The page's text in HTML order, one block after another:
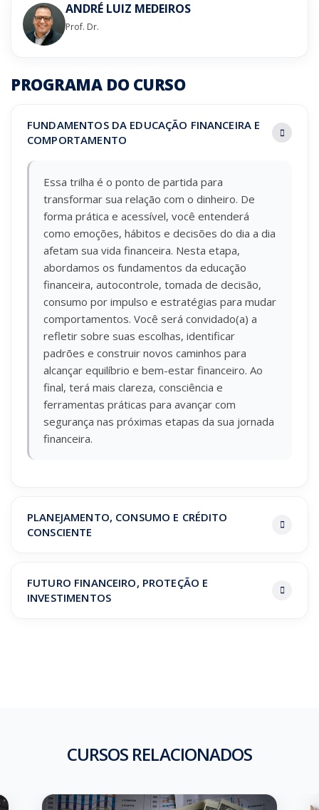
ANDRÉ LUIZ MEDEIROS
Prof. Dr.
PROGRAMA DO CURSO
FUNDAMENTOS DA EDUCAÇÃO FINANCEIRA E
COMPORTAMENTO
Essa trilha é o ponto de partida para
transformar sua relação com o dinheiro. De
forma prática e acessível, você entenderá
como emoções, hábitos e decisões do dia a dia
afetam sua vida financeira. Nesta etapa,
abordamos os fundamentos da educação
financeira, autocontrole, tomada de decisão,
consumo por impulso e estratégias para mudar
comportamentos. Você será convidado(a) a
refletir sobre suas escolhas, identificar
padrões e construir novos caminhos para
alcançar equilíbrio e bem-estar financeiro. Ao
final, terá mais clareza, consciência e
ferramentas práticas para avançar com
segurança nas próximas etapas da sua jornada
financeira.
PLANEJAMENTO, CONSUMO E CRÉDITO
CONSCIENTE
FUTURO FINANCEIRO, PROTEÇÃO E
INVESTIMENTOS
CURSOS RELACIONADOS